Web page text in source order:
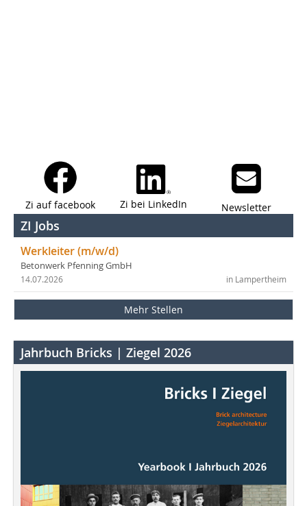
Zi auf facebook Zi bei LinkedIn Newsletter
ZI Jobs
Werkleiter (m/w/d)
Betonwerk Pfenning GmbH
in Lampertheim
14.07.2026
Mehr Stellen
Jahrbuch Bricks | Ziegel 2026